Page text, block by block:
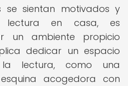
se sientan motivados y
en casa, es
un ambiente propicio
dedicar un espacio
lectura, como una
acogedora con